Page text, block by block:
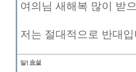
여의님 새해복 많이 받
저는 절대적으로 반대
송설